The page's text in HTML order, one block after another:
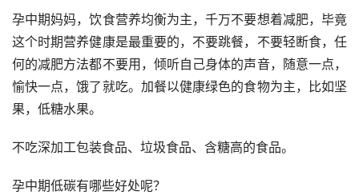
孕中期妈妈，饮食营养均衡为主，千万不要想着减肥，毕竟
这个时期营养健康是最重要的，不要跳餐，不要轻断食，任
何的减肥方法都不要用，倾听自己身体的声音，随意一点，
愉快一点，饿了就吃。加餐以健康绿色的食物为主，比如坚
果，低糖水果。
不吃深加工包装食品、垃圾食品、含糖高的食品。
孕中期低碳有哪些好处呢？